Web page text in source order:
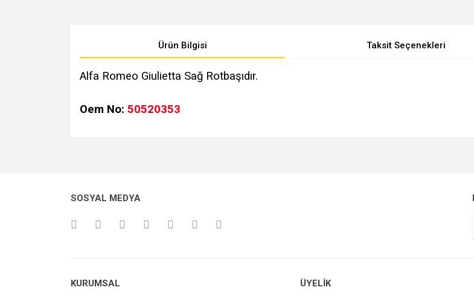
Ürün Bilgisi Taksit Seçenekleri
Alfa Romeo Giulietta Sağ Rotbaşıdır.
Oem No: 50520353
Ürün açıklamasında eksik bilgiler bulunuyor.
SOSYAL MEDYA
KURUMSAL ÜYELİK